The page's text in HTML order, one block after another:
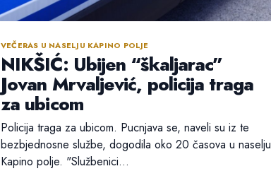
VEČERAS U NASELJU KAPINO POLJE
NIKŠIĆ: Ubijen “škaljarac”
Jovan Mrvaljević, policija traga
za ubicom
Policija traga za ubicom. Pucnjava se, naveli su iz te
bezbjednosne službe, dogodila oko 20 časova u naselju
Kapino polje. "Službenici...